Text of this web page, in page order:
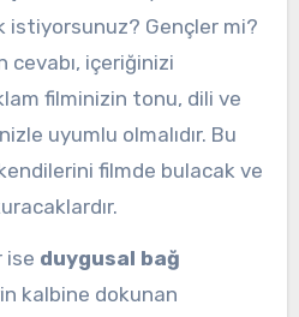
istiyorsunuz? Gençler mi?
cevabı, içeriğinizi
filminizin tonu, dili ve
uyumlu olmalıdır. Bu
filmde bulacak ve
ise duygusal bağ
kalbine dokunan